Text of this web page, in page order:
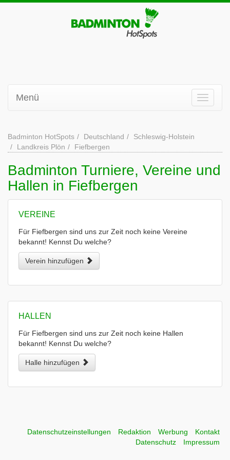
Menü
Badminton HotSpots Deutschland
Schleswig-Holstein
Landkreis Plön
Fiefbergen
Badminton Turniere, Vereine und
Hallen in Fiefbergen
VEREINE
Für Fiefbergen sind uns zur Zeit noch keine Vereine
bekannt! Kennst Du welche?
Verein hinzufügen
HALLEN
Für Fiefbergen sind uns zur Zeit noch keine Hallen
bekannt! Kennst Du welche?
Halle hinzufügen
Datenschutzeinstellungen Redaktion Werbung
Kontakt
Datenschutz
Impressum